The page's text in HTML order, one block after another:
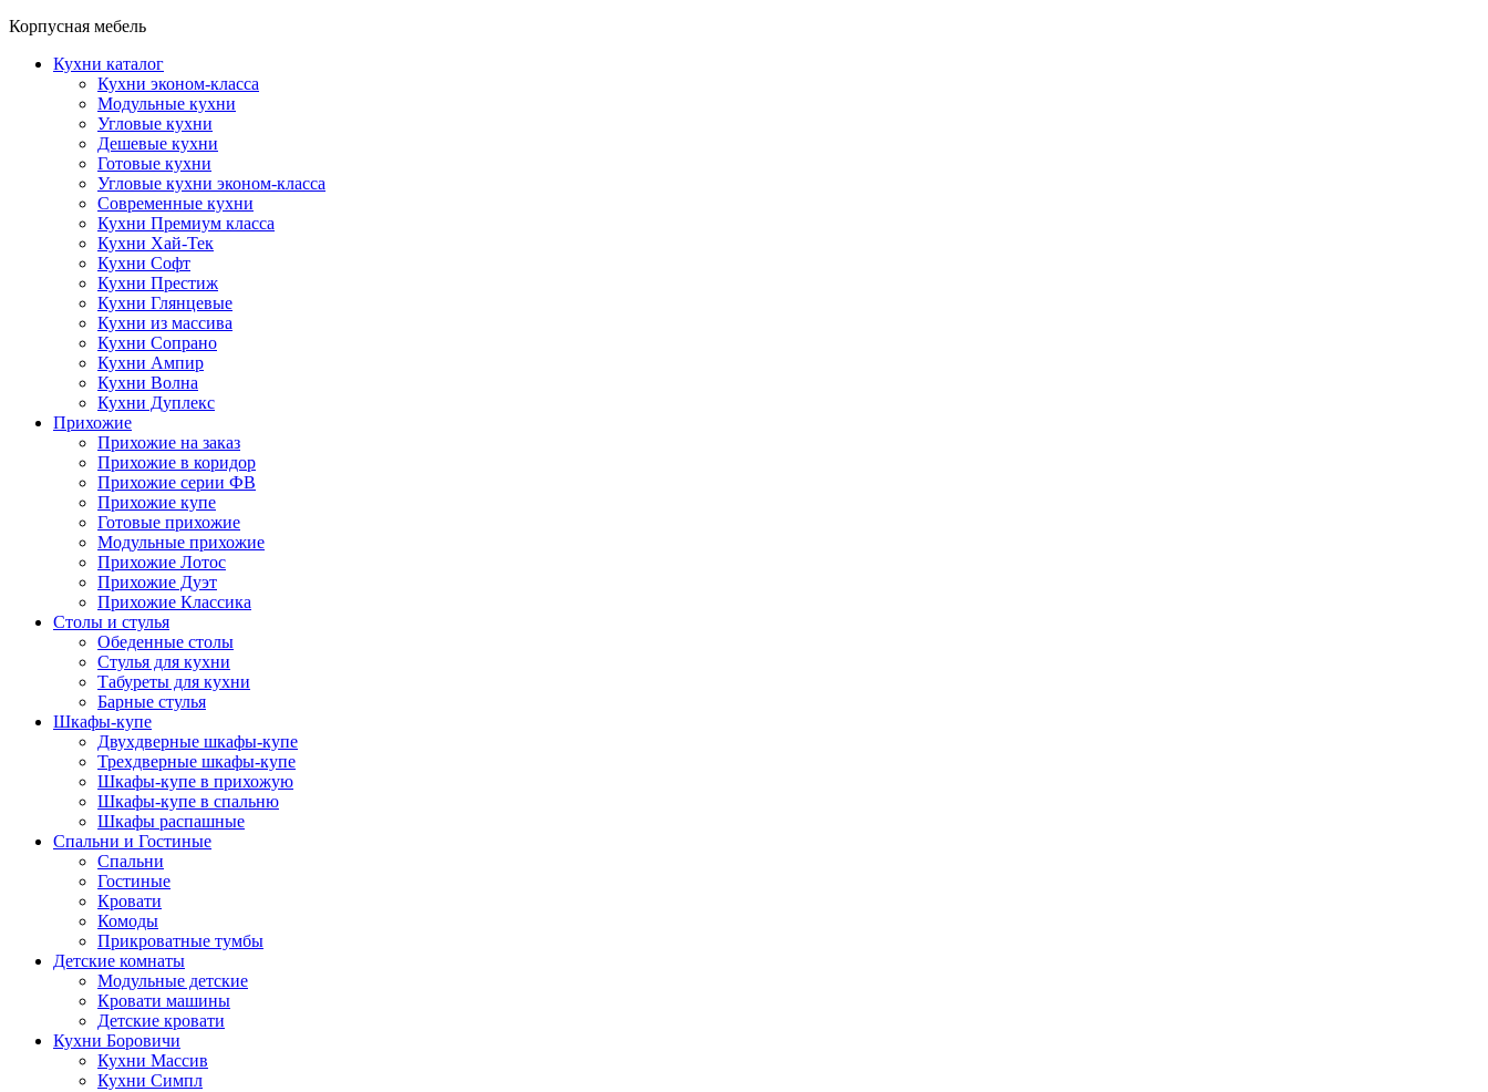
Корпусная мебель
Кухни каталог
Кухни эконом-класса
Модульные кухни
Угловые кухни
Дешевые кухни
Готовые кухни
Угловые кухни эконом-класса
Современные кухни
Кухни Премиум класса
Кухни Хай-Тек
Кухни Софт
Кухни Престиж
Кухни Глянцевые
Кухни из массива
Кухни Сопрано
Кухни Ампир
Кухни Волна
Кухни Дуплекс
Прихожие
Прихожие на заказ
Прихожие в коридор
Прихожие серии ФВ
Прихожие купе
Готовые прихожие
Модульные прихожие
Прихожие Лотос
Прихожие Дуэт
Прихожие Классика
Столы и стулья
Обеденные столы
Стулья для кухни
Табуреты для кухни
Барные стулья
Шкафы-купе
Двухдверные шкафы-купе
Трехдверные шкафы-купе
Шкафы-купе в прихожую
Шкафы-купе в спальню
Шкафы распашные
Спальни и Гостиные
Спальни
Гостиные
Кровати
Комоды
Прикроватные тумбы
Детские комнаты
Модульные детские
Кровати машины
Детские кровати
Кухни Боровичи
Кухни Массив
Кухни Симпл